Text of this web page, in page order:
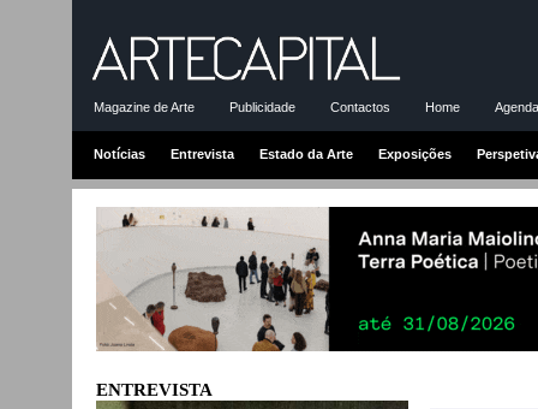
Magazine de Arte Publicidade Contactos Home
Notícias Entrevista Estado da Arte Exposições
ENTREVISTA